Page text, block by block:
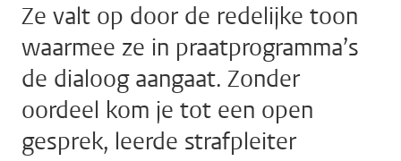
Ze valt op door de redelijke toon
waarmee ze in praatprogramma’s
de dialoog aangaat. Zonder
oordeel kom je tot een open
gesprek, leerde strafpleiter